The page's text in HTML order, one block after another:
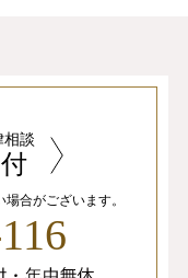
相談
合がございます。